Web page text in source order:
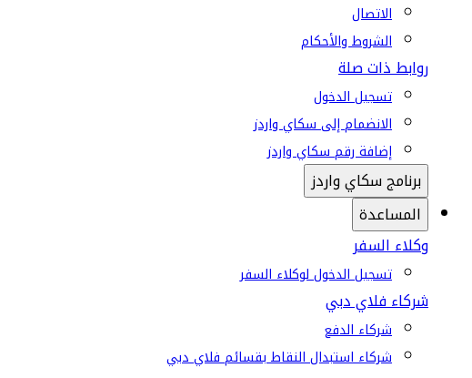
الاتصال
الشروط والأحكام
روابط ذات صلة
تسجيل الدخول
الانضمام إلى سكاي واردز
إضافة رقم سكاي واردز
برنامج سكاي واردز
المساعدة
وكلاء السفر
تسجيل الدخول لوكلاء السفر
شركاء فلاي دبي
شركاء الدفع
شركاء استبدال النقاط بقسائم فلاي دبي